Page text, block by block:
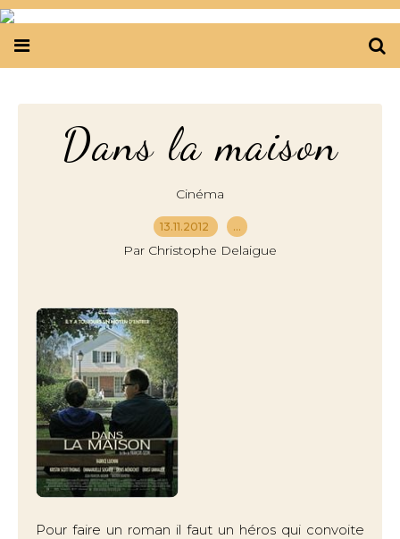
Dans la maison
Cinéma
13.11.2012 …
Par Christophe Delaigue
Pour faire un roman il faut un héros qui convoite